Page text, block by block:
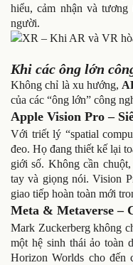
hiểu, cảm nhận và
người.
Khi các ông lớn
Không chỉ là xu hướng,
của các “ông lớn” công
Apple Vision Pro –
Với triết lý “spatial
đeo. Họ đang thiết kế lại
giới số. Không cần
tay và giọng nói. Vision
giao tiếp hoàn toàn mới
Meta & Metaverse –
Mark Zuckerberg không
một hệ sinh thái ảo toàn
Horizon Worlds cho đến